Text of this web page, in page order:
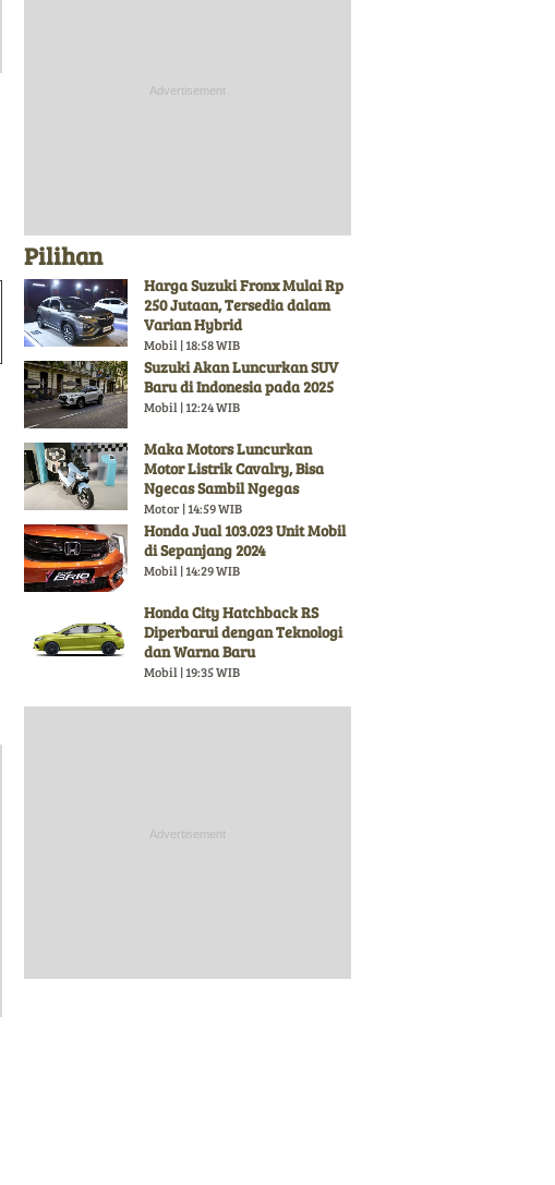
Pilihan
Harga Suzuki Fronx Mulai Rp
250 Jutaan, Tersedia dalam
Varian Hybrid
Mobil | 18:58 WIB
Suzuki Akan Luncurkan SUV
Baru di Indonesia pada 2025
Mobil | 12:24 WIB
Maka Motors Luncurkan
Motor Listrik Cavalry, Bisa
Ngecas Sambil Ngegas
Motor | 14:59 WIB
Honda Jual 103.023 Unit Mobil
di Sepanjang 2024
Mobil | 14:29 WIB
Honda City Hatchback RS
Diperbarui dengan Teknologi
dan Warna Baru
Mobil | 19:35 WIB